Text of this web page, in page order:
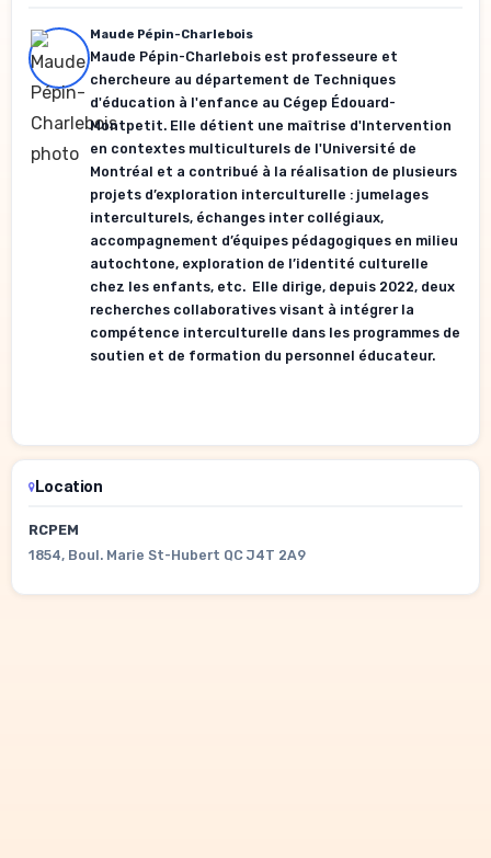
Maude Pépin-Charlebois
Maude Pépin-Charlebois est professeure et
chercheure au département de Techniques
d'éducation à l'enfance au Cégep Édouard-
Montpetit. Elle détient une maîtrise d'Intervention
en contextes multiculturels de l'Université de
Montréal et a contribué à la réalisation de plusieurs
projets d’exploration interculturelle : jumelages
interculturels, échanges inter collégiaux,
accompagnement d’équipes pédagogiques en milieu
autochtone, exploration de l’identité culturelle
chez les enfants, etc. Elle dirige, depuis 2022, deux
recherches collaboratives visant à intégrer la
compétence interculturelle dans les programmes de
soutien et de formation du personnel éducateur.
Location
RCPEM
1854, Boul. Marie St-Hubert QC J4T 2A9